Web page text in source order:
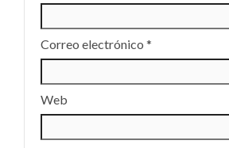
Correo electrónico *
Web